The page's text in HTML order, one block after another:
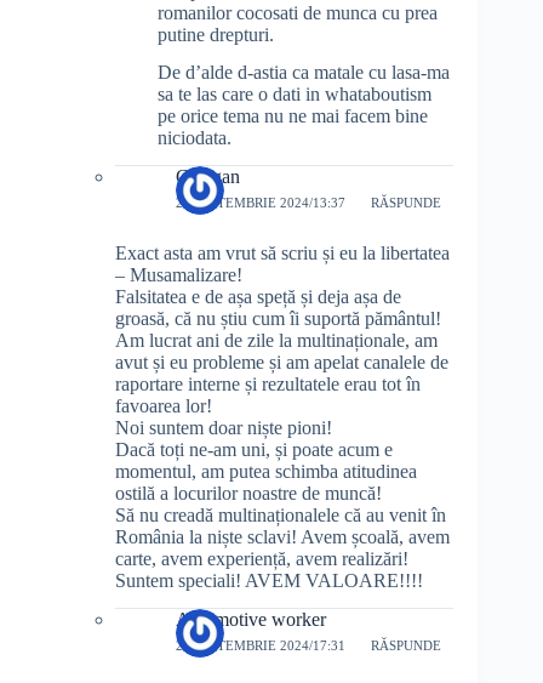
romanilor cocosati de munca cu prea
putine drepturi.
De d’alde d-astia ca matale cu lasa-ma
sa te las care o dati in whataboutism
pe orice tema nu ne mai facem bine
niciodata.
Claugan
29 SEPTEMBRIE 2024/13:37 RĂSPUNDE
Exact asta am vrut să scriu și eu la libertatea
– Musamalizare!
Falsitatea e de așa speță și deja așa de
groasă, că nu știu cum îi suportă pământul!
Am lucrat ani de zile la multinaționale, am
avut și eu probleme și am apelat canalele de
raportare interne și rezultatele erau tot în
favoarea lor!
Noi suntem doar niște pioni!
Dacă toți ne-am uni, și poate acum e
momentul, am putea schimba atitudinea
ostilă a locurilor noastre de muncă!
Să nu creadă multinaționalele că au venit în
România la niște sclavi! Avem școală, avem
carte, avem experiență, avem realizări!
Suntem speciali! AVEM VALOARE!!!!
Automotive worker
29 SEPTEMBRIE 2024/17:31 RĂSPUNDE